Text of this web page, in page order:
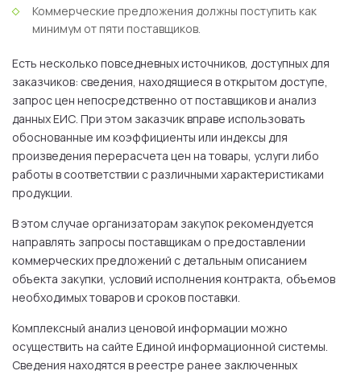
Коммерческие предложения должны поступить как
минимум от пяти поставщиков.
Есть несколько повседневных источников, доступных для
заказчиков: сведения, находящиеся в открытом доступе,
запрос цен непосредственно от поставщиков и анализ
данных ЕИС. При этом заказчик вправе использовать
обоснованные им коэффициенты или индексы для
произведения перерасчета цен на товары, услуги либо
работы в соответствии с различными характеристиками
продукции.
В этом случае организаторам закупок рекомендуется
направлять запросы поставщикам о предоставлении
коммерческих предложений с детальным описанием
объекта закупки, условий исполнения контракта, объемов
необходимых товаров и сроков поставки.
Комплексный анализ ценовой информации можно
осуществить на сайте Единой информационной системы.
Сведения находятся в реестре ранее заключенных